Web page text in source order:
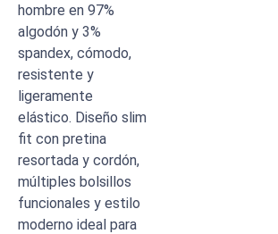
hombre en 97%
algodón y 3%
spandex, cómodo,
resistente y
ligeramente
elástico. Diseño slim
fit con pretina
resortada y cordón,
múltiples bolsillos
funcionales y estilo
moderno ideal para